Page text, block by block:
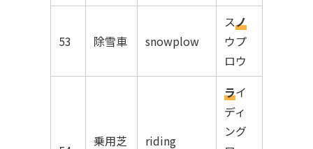
53 除雪車 snowplow
スノ
ウプ
ロウ
乗用芝 riding
ライ
ディ
ング